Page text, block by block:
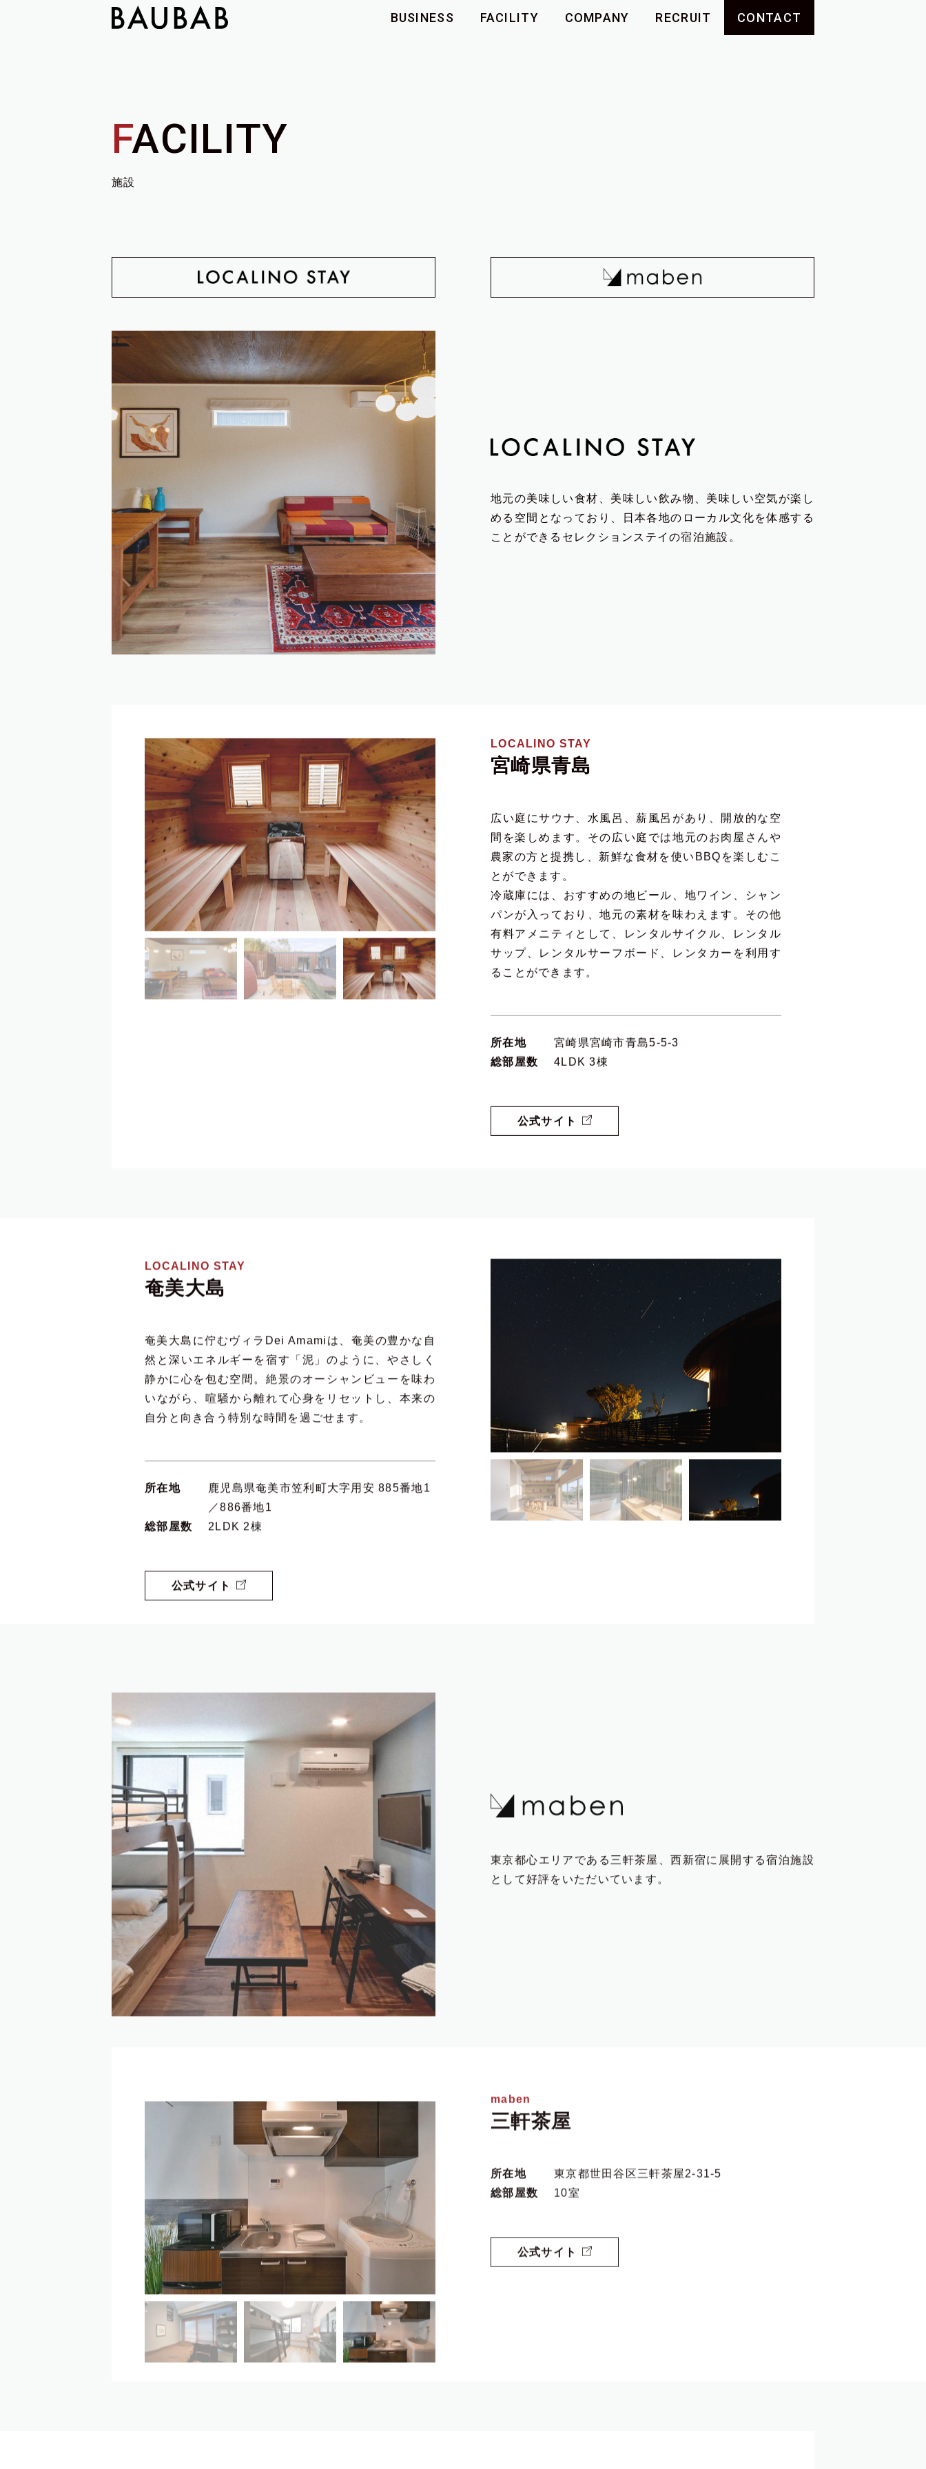
BUSINESS FACILITY COMPANY RECRUIT CONTACT
FACILITY
施設
地元の美味しい食材、美味しい飲み物、美味しい空気が楽し
める空間となっており、日本各地のローカル文化を体感する
ことができるセレクションステイの宿泊施設。
LOCALINO STAY
宮崎県青島
広い庭にサウナ、水風呂、薪風呂があり、開放的な空
間を楽しめます。その広い庭では地元のお肉屋さんや
農家の方と提携し、新鮮な食材を使いBBQを楽しむこ
とができます。
冷蔵庫には、おすすめの地ビール、地ワイン、シャン
パンが入っており、地元の素材を味わえます。その他
有料アメニティとして、レンタルサイクル、レンタル
サップ、レンタルサーフボード、レンタカーを利用す
ることができます。
所在地
宮崎県宮崎市青島5-5-3
総部屋数
4LDK 3棟
公式サイト
奄美大島
然と深いエネルギーを宿す「泥」のように、やさしく
静かに心を包む空間。絶景のオーシャンビューを味わ
いながら、喧騒から離れて心身をリセットし、本来の
自分と向き合う特別な時間を過ごせます。
／886番地1
2LDK 2棟
公式サイト
東京都心エリアである三軒茶屋、西新宿に展開する宿泊施設
として好評をいただいています。
三軒茶屋
総部屋数
10室
公式サイト